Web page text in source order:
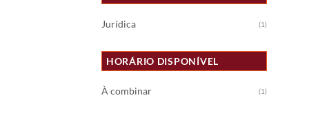
Jurídica (1)
HORÁRIO DISPONÍVEL
À combinar (1)